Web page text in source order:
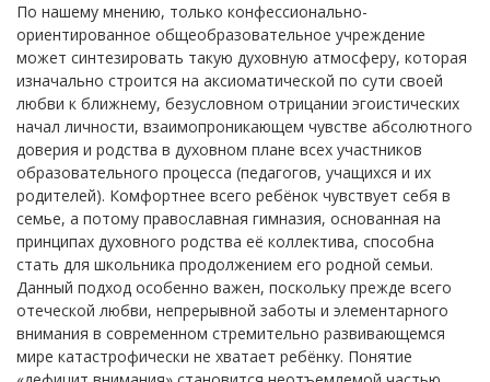
По нашему мнению, только конфессионально-
ориентированное общеобразовательное учреждение
может синтезировать такую духовную атмосферу, которая
изначально строится на аксиоматической по сути своей
любви к ближнему, безусловном отрицании эгоистических
начал личности, взаимопроникающем чувстве абсолютного
доверия и родства в духовном плане всех участников
образовательного процесса (педагогов, учащихся и их
родителей). Комфортнее всего ребёнок чувствует себя в
семье, а потому православная гимназия, основанная на
принципах духовного родства её коллектива, способна
стать для школьника продолжением его родной семьи.
Данный подход особенно важен, поскольку прежде всего
отеческой любви, непрерывной заботы и элементарного
внимания в современном стремительно развивающемся
мире катастрофически не хватает ребёнку. Понятие